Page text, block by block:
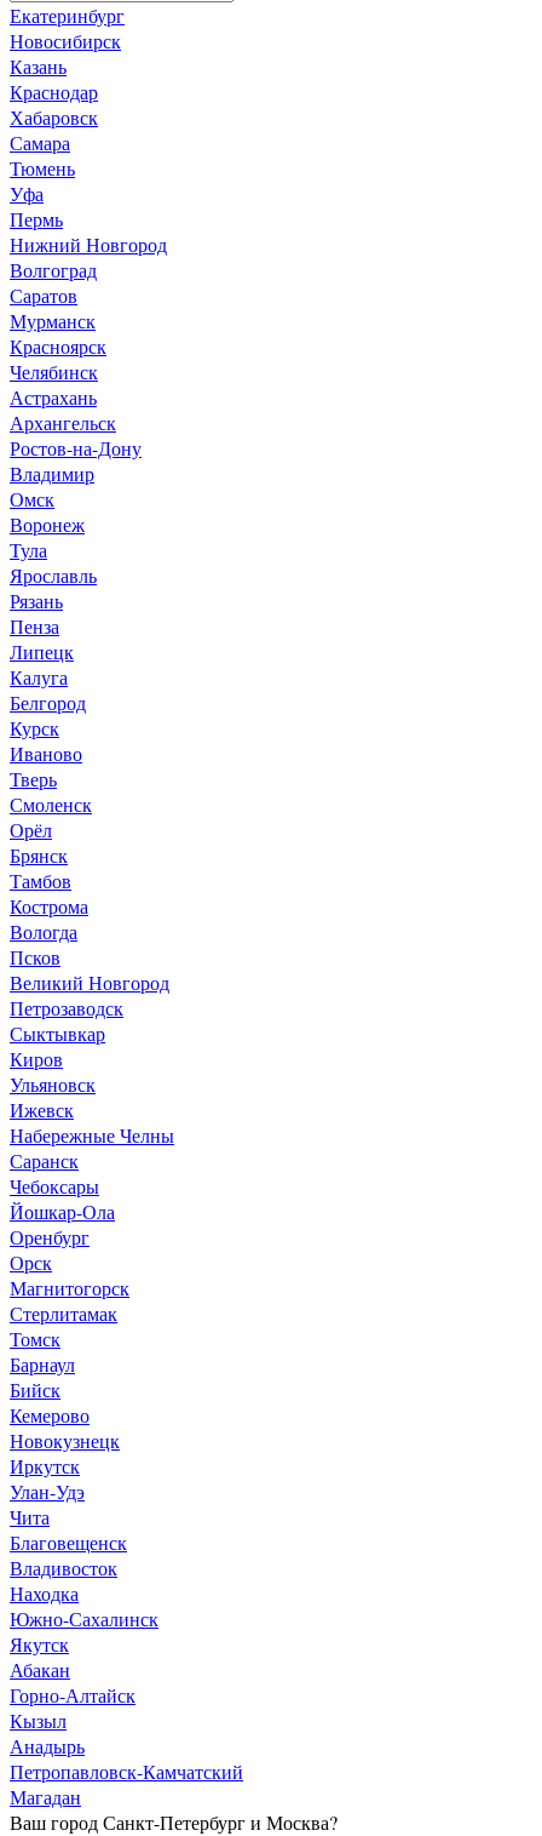
Екатеринбург
Новосибирск
Казань
Краснодар
Хабаровск
Самара
Тюмень
Уфа
Пермь
Нижний Новгород
Волгоград
Саратов
Мурманск
Красноярск
Челябинск
Астрахань
Архангельск
Ростов-на-Дону
Владимир
Омск
Воронеж
Тула
Ярославль
Рязань
Пенза
Липецк
Калуга
Белгород
Курск
Иваново
Тверь
Смоленск
Орёл
Брянск
Тамбов
Кострома
Вологда
Псков
Великий Новгород
Петрозаводск
Сыктывкар
Киров
Ульяновск
Ижевск
Набережные Челны
Саранск
Чебоксары
Йошкар-Ола
Оренбург
Орск
Магнитогорск
Стерлитамак
Томск
Барнаул
Бийск
Кемерово
Новокузнецк
Иркутск
Улан-Удэ
Чита
Благовещенск
Владивосток
Находка
Южно-Сахалинск
Якутск
Абакан
Горно-Алтайск
Кызыл
Анадырь
Петропавловск-Камчатский
Магадан
Ваш город Санкт-Петербург и Москва?